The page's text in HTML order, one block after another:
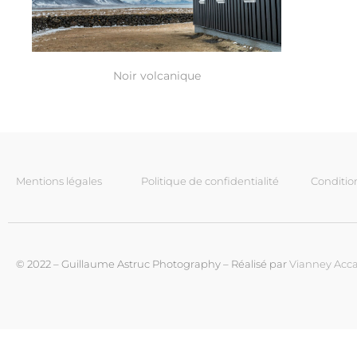
Noir volcanique
Mentions légales Politique de confidentialité
© 2022 – Guillaume Astruc Photography – Réalisé parVianney